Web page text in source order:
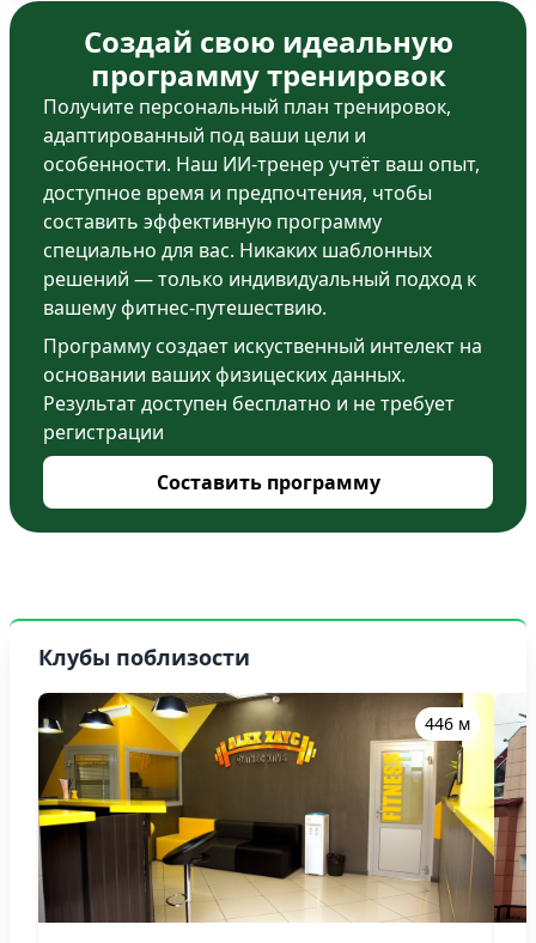
Создай свою идеальную
программу тренировок
Получите персональный план тренировок,
адаптированный под ваши цели и
особенности. Наш ИИ-тренер учтёт ваш опыт,
доступное время и предпочтения, чтобы
составить эффективную программу
специально для вас. Никаких шаблонных
решений — только индивидуальный подход к
вашему фитнес-путешествию.
Программу создает искуственный интелект на
основании ваших физицеских данных.
Результат доступен бесплатно и не требует
регистрации
Составить программу
Клубы поблизости
446 м